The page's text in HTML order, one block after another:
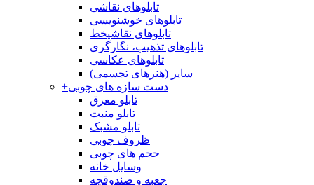
تابلوهای نقاشی
تابلوهای خوشنویسی
تابلوهای نقاشیخط
تابلوهای تذهیب، نگارگری
تابلوهای عکاسی
سایر (هنرهای تجسمی)
+دست سازه های چوبی
تابلو معرق
تابلو منبت
تابلو مشبک
ظروف چوبی
حجم های چوبی
وسایل خانه
جعبه و صندوقچه